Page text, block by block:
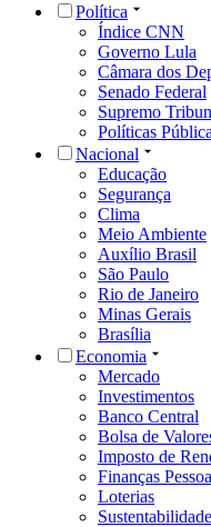
Política
Índice CNN
Governo Lula
Câmara dos
Senado Federal
Supremo
Políticas
Nacional
Educação
Segurança
Clima
Meio Ambiente
Auxílio Brasil
São Paulo
Rio de Janeiro
Minas Gerais
Brasília
Economia
Mercado
Investimentos
Banco Central
Bolsa de
Imposto de
Finanças
Loterias
Sustentabilidade